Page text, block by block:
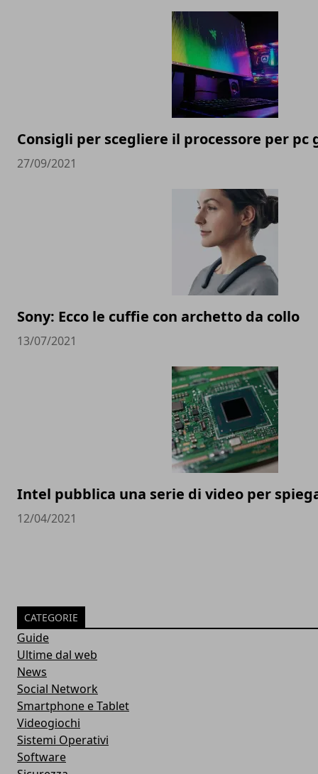
Consigli per scegliere il processore per pc
27/09/2021
Sony: Ecco le cuffie con archetto da collo
13/07/2021
Intel pubblica una serie di video per
12/04/2021
CATEGORIE
Guide
Ultime dal web
News
Social Network
Smartphone e Tablet
Videogiochi
Sistemi Operativi
Software